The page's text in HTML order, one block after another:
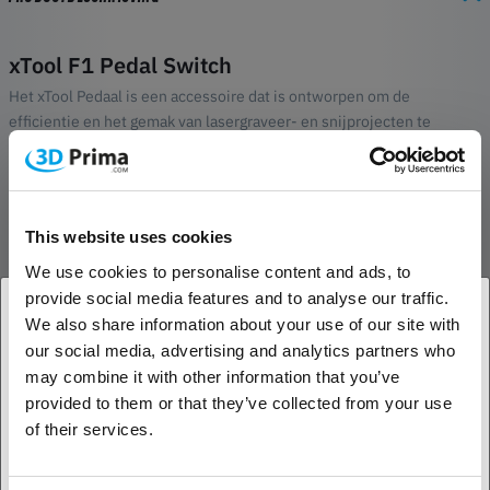
This website uses cookies
We use cookies to personalise content and ads, to
provide social media features and to analyse our traffic.
We also share information about your use of our site with
our social media, advertising and analytics partners who
may combine it with other information that you’ve
provided to them or that they’ve collected from your use
of their services.
xTool F1 Pedal Switch
Het xTool Pedaal is een accessoire dat is ontworpen om de
efficientie en het gemak van lasergraveer- en snijprojecten te
verbeteren. Met dit pedaal kunnen gebruikers hun werk handsfree
starten of pauzeren, wat meer controle en precisie biedt. Het
ergonomische ontwerp zorgt voor gebruiksgemak en vermindert de
mogelijk te maken, helpt het xTool pedaal de workflow te
stroomlijnen, waardoor het een waardevolle aanvulling is voor zowel
professionals als hobbyisten. Of het nu gaat om ingewikkelde
ontwerpen of massaproductie, het xTool pedaal optimaliseert het
lasergraveerproces en verbetert zowel de productiviteit als de
gebruikerservaring.
Compatibele modellen
xTool F1 Ultra
1. Ben je een zakelijke of een particuliere klant?
Zakelijke klant
Particuliere klant